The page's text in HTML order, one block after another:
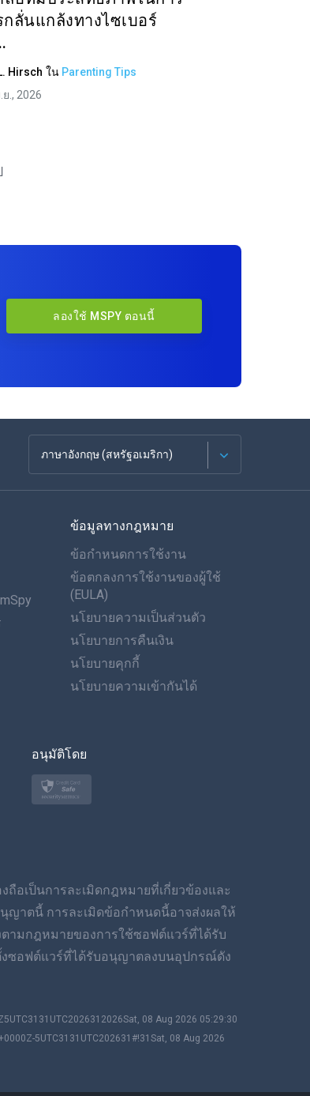
ลั่นแกล้งทางไซเบอร์
Hirsch ใน Parenting Tips
., 2026
ลองใช้ MSPY ตอนนี้
ภาษาอังกฤษ (สหรัฐอเมริกา)
ภาษาฝรั่งเศส
Español
ภาษาเยอรมัน
อิตาเลียน
العربية
ภาษาไทย
โปแลนด์
สวีเดน
ภาษาไทย
Dansk
ข้อมูลทางกฎหมาย
ข้อกำหนดการใช้งาน
ข้อตกลงการใช้งานของผู้ใช้
(EULA)
นโยบายความเป็นส่วนตัว
นโยบายการคืนเงิน
นโยบายคุกกี้
นโยบายความเข้ากันได้
อนุมัติโดย
อเป็นการละเมิดกฎหมายที่เกี่ยวข้องและ
าตนี้ การละเมิดข้อกำหนดนี้อาจส่งผลให้
ามกฎหมายของการใช้ซอฟต์แวร์ที่ได้รับ
ซอฟต์แวร์ที่ได้รับอนุญาตลงบนอุปกรณ์ดัง
08 Aug 2026 05:29:30
5UTC3131UTC202631#!31Sat, 08 Aug 2026